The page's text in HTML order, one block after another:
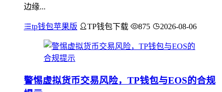
边缘...
tp钱包苹果版 TP钱包下载 875 2026-08-06
警惕虚拟货币交易风险，TP钱包与EOS的合规